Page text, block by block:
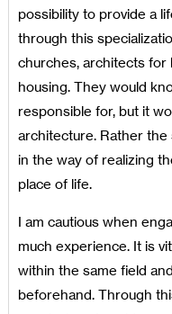
possibility to provide a
through this
churches, architects for
housing. They would
responsible for, but it
architecture. Rather
in the way of realizing
place of life.
I am cautious when
much experience. It is
within the same field
beforehand. Through